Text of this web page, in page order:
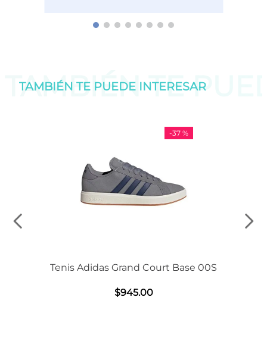
TAMBIÉN TE
TAMBIÉN TE PUEDE INTERESAR
-37 %
Tenis Adidas Grand Court Base 00S
$945.00